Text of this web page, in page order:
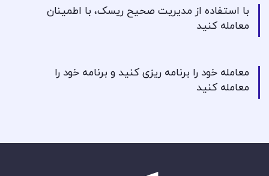
با استفاده از مدیریت صحیح ریسک، با اطمینان
معامله کنید
معامله خود را برنامه ریزی کنید و برنامه خود را
معامله کنید